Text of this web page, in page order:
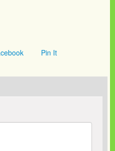
Pin It